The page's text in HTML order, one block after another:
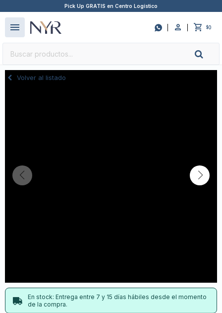
Pick Up GRATIS en Centro Logístico
 $0
menu
Volver al listado
En stock: Entrega entre 7 y 15 días hábiles desde el momento
de la compra.
close